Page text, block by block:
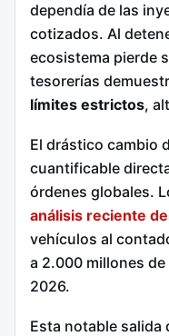
dependía de las
cotizados. Al
ecosistema pierde
tesorerías
límites estrictos,
El drástico cambio
cuantificable
órdenes globales.
análisis reciente de
vehículos al
a 2.000 millones
2026.
Esta notable salida